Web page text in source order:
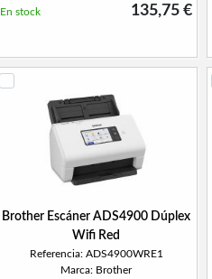
135,75 €
En stock
Brother Escáner ADS4900 Dúplex
Wifi Red
Referencia: ADS4900WRE1
Marca: Brother